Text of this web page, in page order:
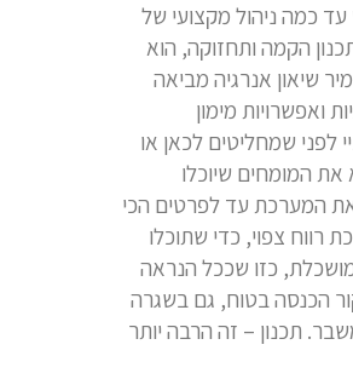
כמה ניהול מקצועי של
הקמה ותחזוקה, הוא
שיאון אנרגיה מביאה
ואפשרויות מימון
לפני שמחליטים לכאן או
את המומחים שיוכלו
המערכת עד לפרטים הכי
רווח צפוי, כדי שתוכלו
כזו שככל הנראה
הכנסה בטוח, גם בשגרה
תכנון – זה הרבה יותר